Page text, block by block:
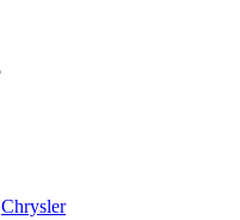
Chrysler